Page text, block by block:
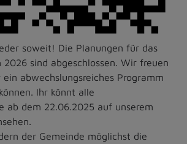
soweit! Die Planungen für das
2026 sind abgeschlossen. Wir freuen
abwechslungsreiches Programm
Ihr könnt alle
ab dem 22.06.2025 auf unserem
der Gemeinde möglichst die